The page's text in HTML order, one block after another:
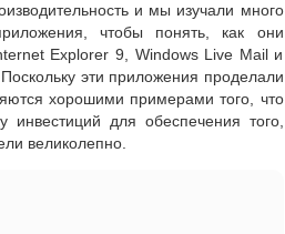
и мы изучали много
чтобы понять, как они
Explorer 9, Windows Live Mail и
эти приложения проделали
хорошими примерами того, что
инвестиций для обеспечения того,
великолепно.